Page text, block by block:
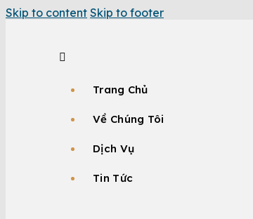
Skip to content Skip to footer
Trang Chủ
Về Chúng Tôi
Dịch Vụ
Tin Tức